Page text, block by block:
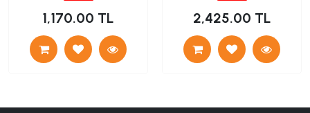
1,170.00 TL 2,425.00 TL